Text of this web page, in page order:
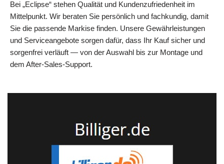
Bei „Eclipse“ stehen Qualität und Kundenzufriedenheit im
Mittelpunkt. Wir beraten Sie persönlich und fachkundig, damit
Sie die passende Markise finden. Unsere Gewährleistungen
und Serviceangebote sorgen dafür, dass Ihr Kauf sicher und
sorgenfrei verläuft — von der Auswahl bis zur Montage und
dem After‑Sales‑Support.